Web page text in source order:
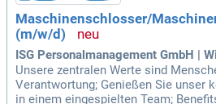
Maschinenschlosser/
(m/w/d)
ISG Personalmanagement GmbH |
Unsere zentralen Werte sind
Verantwortung; Genießen Sie unser
in einem eingespielten Team;